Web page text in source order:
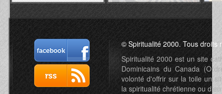
© Spiritualité 2000. Tous droits
Spiritualité 2000 est un site
Dominicains du Canada
volonté d'offrir sur la toile un
la spiritualité chrétienne ou